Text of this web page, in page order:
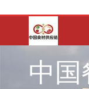
容
中